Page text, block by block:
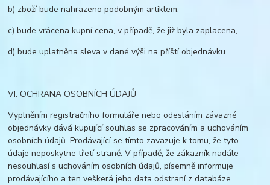
b) zboží bude nahrazeno podobným artiklem,
c) bude vrácena kupní cena, v případě, že již byla zaplacena,
d) bude uplatněna sleva v dané výši na příští objednávku.
VI. OCHRANA OSOBNÍCH ÚDAJŮ
Vyplněním registračního formuláře nebo odesláním závazné
objednávky dává kupující souhlas se zpracováním a uchováním
osobních údajů. Prodávající se tímto zavazuje k tomu, že tyto
údaje neposkytne třetí straně. V případě, že zákazník nadále
nesouhlasí s uchováním osobních údajů, písemně informuje
prodávajícího a ten veškerá jeho data odstraní z databáze.